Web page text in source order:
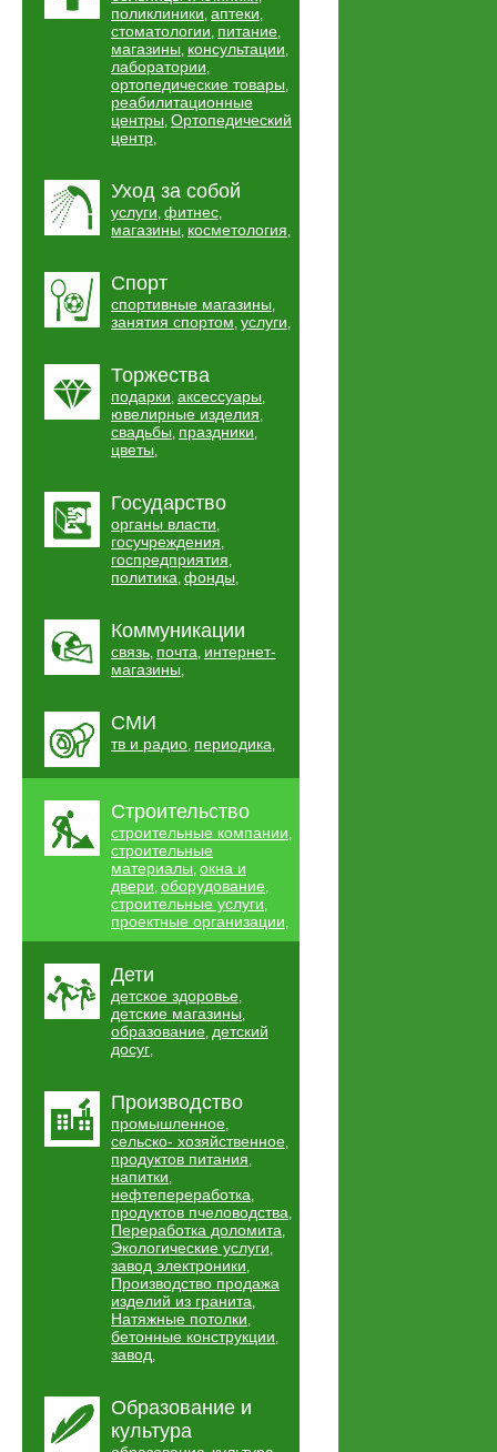
поликлиники, аптеки,
стоматологии, питание,
магазины, консультации,
лаборатории,
ортопедические товары,
реабилитационные
центры, Ортопедический
центр,
Уход за собой
услуги, фитнес,
магазины, косметология,
Спорт
спортивные магазины,
занятия спортом, услуги,
Торжества
подарки, аксессуары,
ювелирные изделия,
свадьбы, праздники,
цветы,
Государство
органы власти,
госучреждения,
госпредприятия,
политика, фонды,
Коммуникации
связь, почта, интернет-
магазины,
СМИ
тв и радио, периодика,
Строительство
строительные компании,
строительные
материалы, окна и
двери, оборудование,
строительные услуги,
проектные организации,
Дети
детское здоровье,
детские магазины,
образование, детский
досуг,
Производство
промышленное,
сельско- хозяйственное,
продуктов питания,
напитки,
нефтепереработка,
продуктов пчеловодства,
Переработка доломита,
Экологические услуги,
завод электроники,
Производство продажа
изделий из гранита,
Натяжные потолки,
бетонные конструкции,
завод,
Образование и
культура